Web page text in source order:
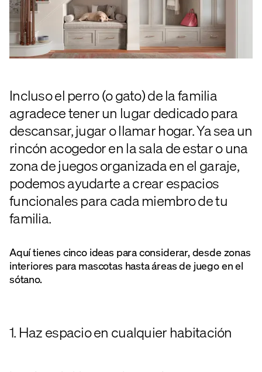
Incluso el perro (o gato) de la familia
agradece tener un lugar dedicado para
descansar, jugar o llamar hogar. Ya sea un
rincón acogedor en la sala de estar o una
zona de juegos organizada en el garaje,
podemos ayudarte a crear espacios
funcionales para cada miembro de tu
familia.
Aquí tienes cinco ideas para considerar, desde zonas
interiores para mascotas hasta áreas de juego en el
sótano.
1. Haz espacio en cualquier habitación